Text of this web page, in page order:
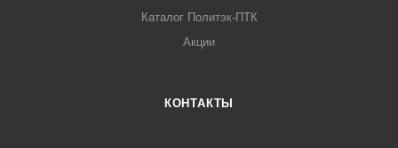
Каталог Политэк-ПТК
Акции
КОНТАКТЫ